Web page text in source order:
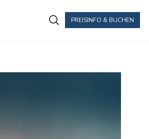
PREISINFO & BUCHEN